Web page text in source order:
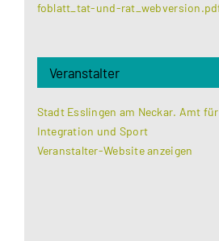
foblatt_tat-und-
Veranstalter
Stadt Esslingen am Neckar. Amt
Integration und Sport
Veranstalter-Website anzeigen